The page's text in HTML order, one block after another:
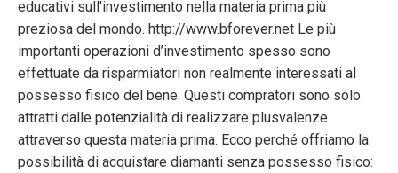
educativi sull'investimento nella materia prima più
preziosa del mondo. http://www.bforever.net Le più
importanti operazioni d’investimento spesso sono
effettuate da risparmiatori non realmente interessati al
possesso fisico del bene. Questi compratori sono solo
attratti dalle potenzialità di realizzare plusvalenze
attraverso questa materia prima. Ecco perché offriamo la
possibilità di acquistare diamanti senza possesso fisico: